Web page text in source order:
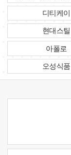
디티케이
현대스틸
아폴로
오성식품